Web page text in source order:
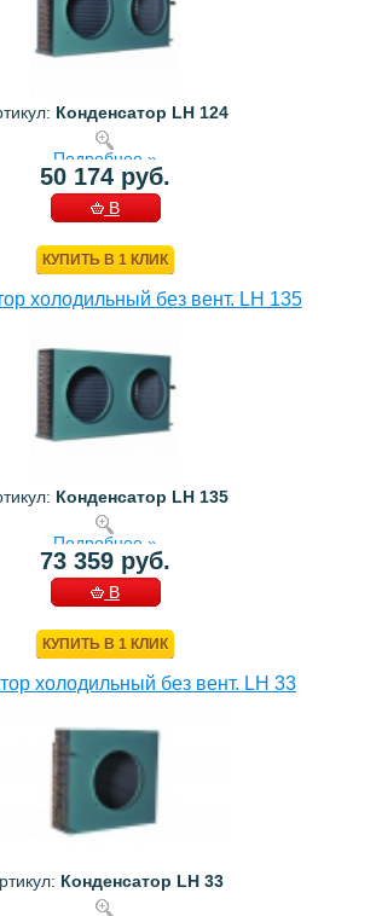
Конденсатор LH 124
Подробнее »
50 174 руб.
В
КУПИТЬ В 1 КЛИК
холодильный без вент. LH 135
Конденсатор LH 135
Подробнее »
73 359 руб.
В
КУПИТЬ В 1 КЛИК
холодильный без вент. LH 33
Конденсатор LH 33